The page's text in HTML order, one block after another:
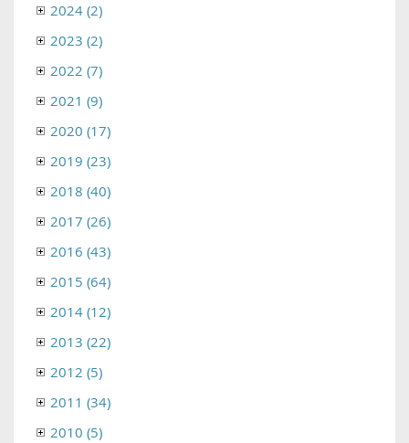
2024 (2)
2023 (2)
2022 (7)
2021 (9)
2020 (17)
2019 (23)
2018 (40)
2017 (26)
2016 (43)
2015 (64)
2014 (12)
2013 (22)
2012 (5)
2011 (34)
2010 (5)